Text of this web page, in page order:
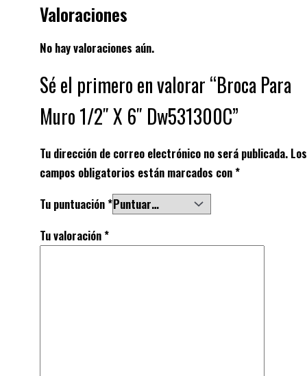
Valoraciones
No hay valoraciones aún.
Sé el primero en valorar “Broca Para
Muro 1/2″ X 6″ Dw531300C”
Tu dirección de correo electrónico no será publicada. Los
campos obligatorios están marcados con*
Tu puntuación*
Tu valoración*